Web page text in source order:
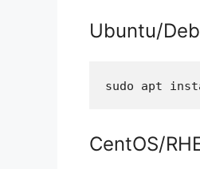
Ubuntu/
sudo apt
CentOS/